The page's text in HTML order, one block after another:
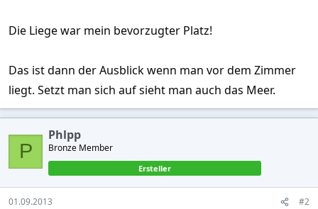
Die Liege war mein bevorzugter Platz!
Das ist dann der Ausblick wenn man vor dem Zimmer
liegt. Setzt man sich auf sieht man auch das Meer.
P
Phlpp
Bronze Member
Ersteller
01.09.2013 #2